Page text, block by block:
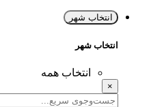
انتخاب شهر
انتخاب شهر
انتخاب همه
×